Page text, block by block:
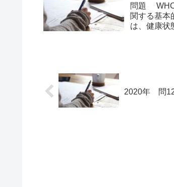
問題 WHO
関する基本
は、健康状
2020年 問